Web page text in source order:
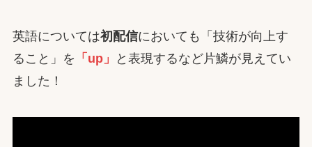
英語については初配信においても「技術が向上す
ること」を 「up」
と表現するなど片鱗が見えてい
ました！